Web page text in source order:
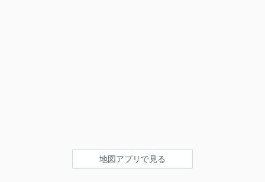
地図アプリで見る